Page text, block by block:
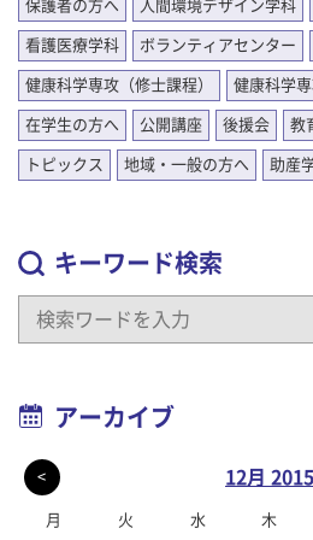
保護者の方へ 人間環境デザイン学科
看護医療学科 ボランティアセンター
健康科学専攻（修士課程） 健康科学専
在学生の方へ 公開講座 後援会 教
トピックス 地域・一般の方へ 助産
キーワード検索
アーカイブ
< 12月 2015
月 火 水 木